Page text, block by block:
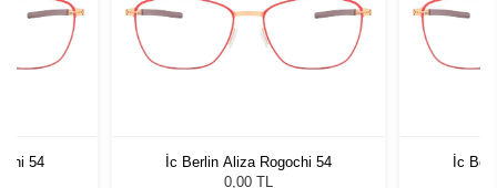
54
İc Berlin Aliza Rogochi 54
0,00 TL
İc